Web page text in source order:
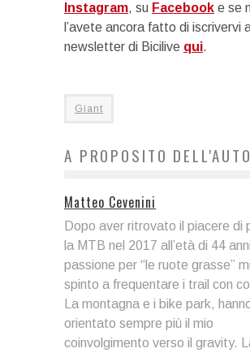
Instagram, su Facebook e se
l’avete ancora fatto di iscrivervi
newsletter di Bicilive qui.
Giant
A PROPOSITO
Matteo Cevenini
Dopo aver ritrovato il piacere di
la MTB nel 2017 all’età di 44
passione per “le ruote grasse”
spinto a frequentare i trail con
La montagna e i bike park,
orientato sempre più il mio
coinvolgimento verso il gravity.